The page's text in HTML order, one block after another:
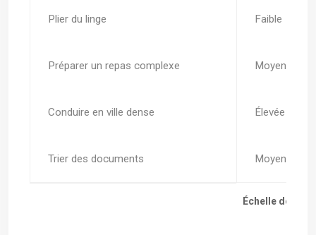
Échelle de
Plier du linge Faible
Préparer un repas complexe Moyenne à
Conduire en ville dense Élevée
Trier des documents Moyenne à